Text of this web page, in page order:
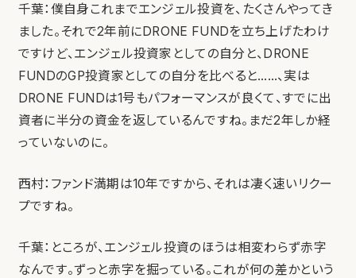
千葉：僕自身これまでエンジェル投資を、たくさんやってき
ました。それで2年前にDRONE FUNDを立ち上げたわけ
ですけど、エンジェル投資家としての自分と、DRONE
FUNDのGP投資家としての自分を比べると……、実は
DRONE FUNDは1号もパフォーマンスが良くて、すでに出
資者に半分の資金を返しているんですね。まだ2年しか経
っていないのに。
西村：ファンド満期は10年ですから、それは凄く速いリクー
プですね。
千葉：ところが、エンジェル投資のほうは相変わらず赤字
なんです。ずっと赤字を掘っている。これが何の差かという